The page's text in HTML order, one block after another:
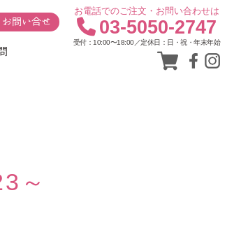
お問い合せ
お電話でのご注文・お問い合わせは
03-5050-2747
受付：10:00〜18:00／定休日：日・祝・年末年始
～